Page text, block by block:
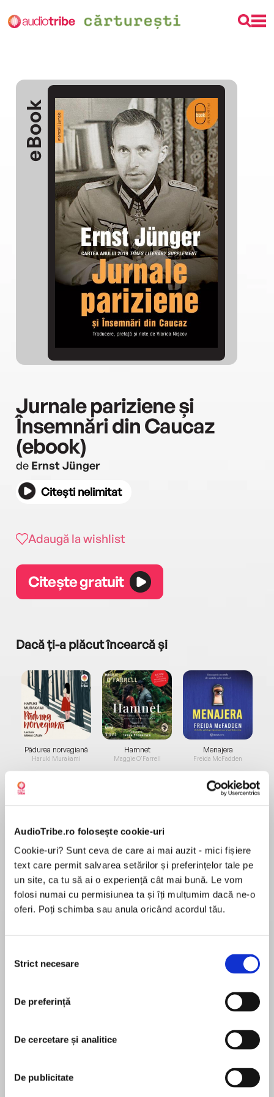
AudioTribe.ro folosește cookie-uri
Cookie-uri? Sunt ceva de care ai mai auzit - mici fișiere
text care permit salvarea setărilor și preferințelor tale pe
un site, ca tu să ai o experiență cât mai bună. Le vom
folosi numai cu permisiunea ta și îți mulțumim dacă ne-o
oferi. Poți schimba sau anula oricând acordul tău.
consimțământului
Strict necesare
De preferință
De cercetare și analitice
De publicitate
eBook
Jurnale pariziene și
Însemnări din Caucaz
(ebook)
de Ernst Jünger
Citești nelimitat
Adaugă la wishlist
Citește gratuit
Dacă ți-a plăcut încearcă și
Pădurea norvegiană
Haruki Murakami
Elita de Argint (Elita
de...
Dani Francis
Hamnet
Maggie O'Farrell
Diavolul se îmbracă de
la...
Lauren Weisberger
Menajera
Freida McFadden
Migdală
Sohn Won-pyung
Traducere, prefață și note de Viorica Nișcov
Cartea anului 2019 Times Literary Supplement
Scrise sub semnul Apocalipsei din cel de-al
Doilea Război Mondial, Jurnalele pariziene
din secolul XX, alături de Thomas Mann, Robert
Jünger e detaşat în poziţia administrativă de
„cenzor“ al serviciului de contrainformaţii
MAI MULT
În acest moment nu există recenzii